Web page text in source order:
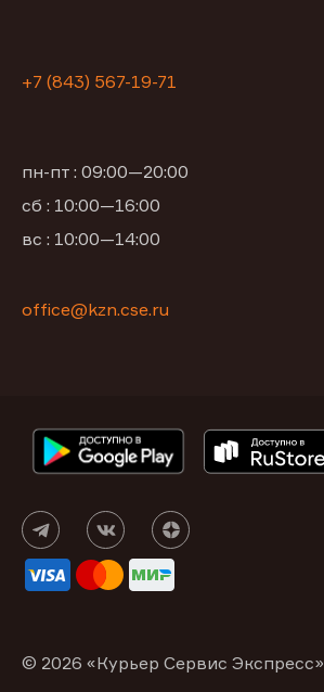
+7 (843) 567-19-71
пн-пт : 09:00—20:00
сб : 10:00—16:00
вс : 10:00—14:00
office@kzn.cse.ru
© 2026 «Курьер Сервис Экспресс»